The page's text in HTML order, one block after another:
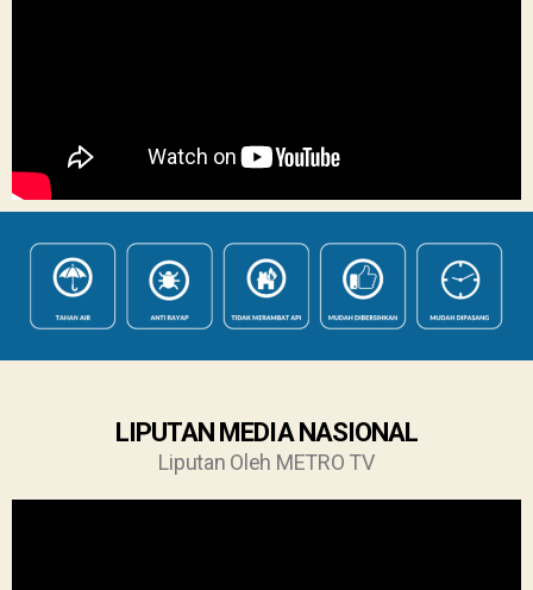
LIPUTAN MEDIA NASIONAL
Liputan Oleh METRO TV